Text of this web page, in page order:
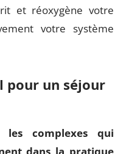
et réoxygène votre
votre système
pour un séjour
les complexes qui
dans la pratique